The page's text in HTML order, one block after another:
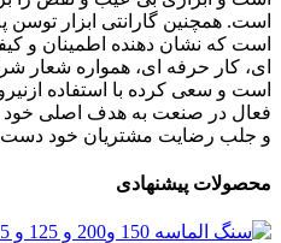
است. همچنین گارانتی ابزار توسن
است که نشان دهنده اطمینان و
ای، کار حرفه ای، همواره شعار
است و سعی کرده با استفاده
فعال در صنعت به هدف اصلی خود
و جلب رضایت مشتریان خود دست
محصولات پیشنهادی